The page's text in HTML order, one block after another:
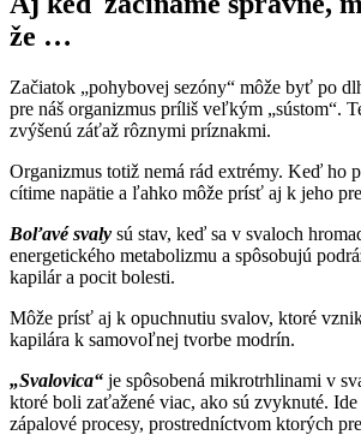
že …
Začiatok „pohybovej sezóny“ môže byť po
pre náš organizmus príliš veľkým „sústom“.
zvýšenú záťaž rôznymi príznakmi.
Organizmus totiž nemá rád extrémy. Keď ho
cítime napätie a ľahko môže prísť aj k jeho
Boľavé svaly sú stav, keď sa v svaloch
energetického metabolizmu a spôsobujú
kapilár a pocit bolesti.
Môže prísť aj k opuchnutiu svalov, ktoré
kapilára k samovoľnej tvorbe modrín.
„Svalovica“ je spôsobená mikrotrhlinami v
ktoré boli zaťažené viac, ako sú zvyknuté.
zápalové procesy, prostredníctvom ktorých